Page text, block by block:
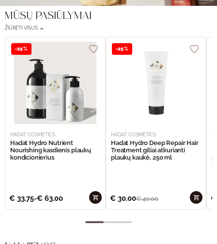
MŪSŲ PASIŪLYMAI
ŽIŪRĖTI VISUS →
-25%
HADAT COSMETICS
Hadat Hydro Nutrient
Nourishing kasdienis plaukų
kondicionierius
€ 33.75-€ 63.00
-25%
HADAT COSMETICS
Hadat Hydro Deep Repair Hair
Treatment giliai atkurianti
plaukų kaukė, 250 ml
€ 30.00€40.00 €